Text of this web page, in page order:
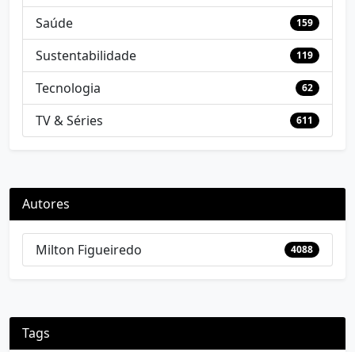
Saúde 159
Sustentabilidade 119
Tecnologia 62
TV & Séries 611
Autores
Milton Figueiredo 4088
Tags